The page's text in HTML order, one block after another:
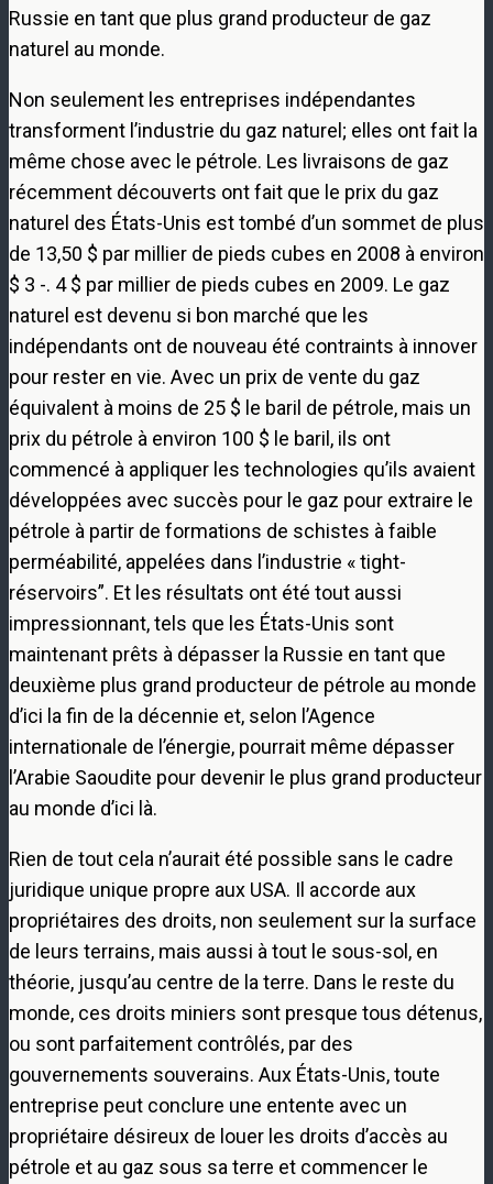
Russie en tant que plus grand producteur de gaz
naturel au monde.
Non seulement les entreprises indépendantes
transforment l’industrie du gaz naturel; elles ont fait la
même chose avec le pétrole. Les livraisons de gaz
récemment découverts ont fait que le prix du gaz
naturel des États-Unis est tombé d’un sommet de plus
de 13,50 $ par millier de pieds cubes en 2008 à environ
$ 3 -. 4 $ par millier de pieds cubes en 2009. Le gaz
naturel est devenu si bon marché que les
indépendants ont de nouveau été contraints à innover
pour rester en vie. Avec un prix de vente du gaz
équivalent à moins de 25 $ le baril de pétrole, mais un
prix du pétrole à environ 100 $ le baril, ils ont
commencé à appliquer les technologies qu’ils avaient
développées avec succès pour le gaz pour extraire le
pétrole à partir de formations de schistes à faible
perméabilité, appelées dans l’industrie « tight-
réservoirs”. Et les résultats ont été tout aussi
impressionnant, tels que les États-Unis sont
maintenant prêts à dépasser la Russie en tant que
deuxième plus grand producteur de pétrole au monde
d’ici la fin de la décennie et, selon l’Agence
internationale de l’énergie, pourrait même dépasser
l’Arabie Saoudite pour devenir le plus grand producteur
au monde d’ici là.
Rien de tout cela n’aurait été possible sans le cadre
juridique unique propre aux USA. Il accorde aux
propriétaires des droits, non seulement sur la surface
de leurs terrains, mais aussi à tout le sous-sol, en
théorie, jusqu’au centre de la terre. Dans le reste du
monde, ces droits miniers sont presque tous détenus,
ou sont parfaitement contrôlés, par des
gouvernements souverains. Aux États-Unis, toute
entreprise peut conclure une entente avec un
propriétaire désireux de louer les droits d’accès au
pétrole et au gaz sous sa terre et commencer le